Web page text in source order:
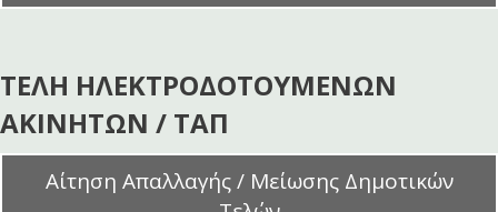
ΤΕΛΗ ΗΛΕΚΤΡΟΔΟΤΟΥΜΕΝΩΝ
ΑΚΙΝΗΤΩΝ / ΤΑΠ
Αίτηση Απαλλαγής / Μείωσης Δημοτικών